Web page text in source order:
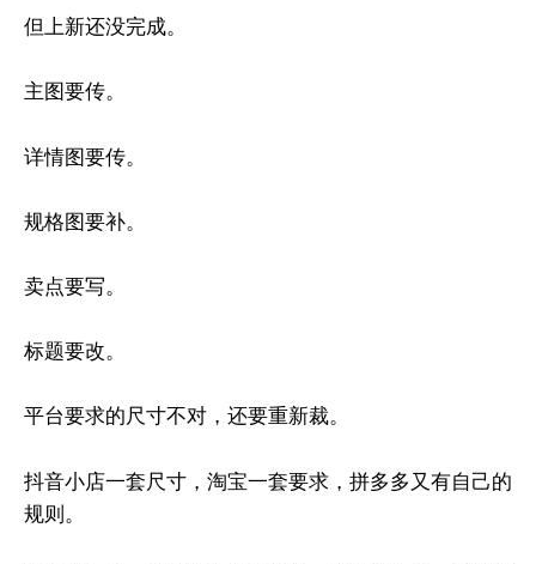
但上新还没完成。
主图要传。
详情图要传。
规格图要补。
卖点要写。
标题要改。
平台要求的尺寸不对，还要重新裁。
抖音小店一套尺寸，淘宝一套要求，拼多多又有自己的
规则。